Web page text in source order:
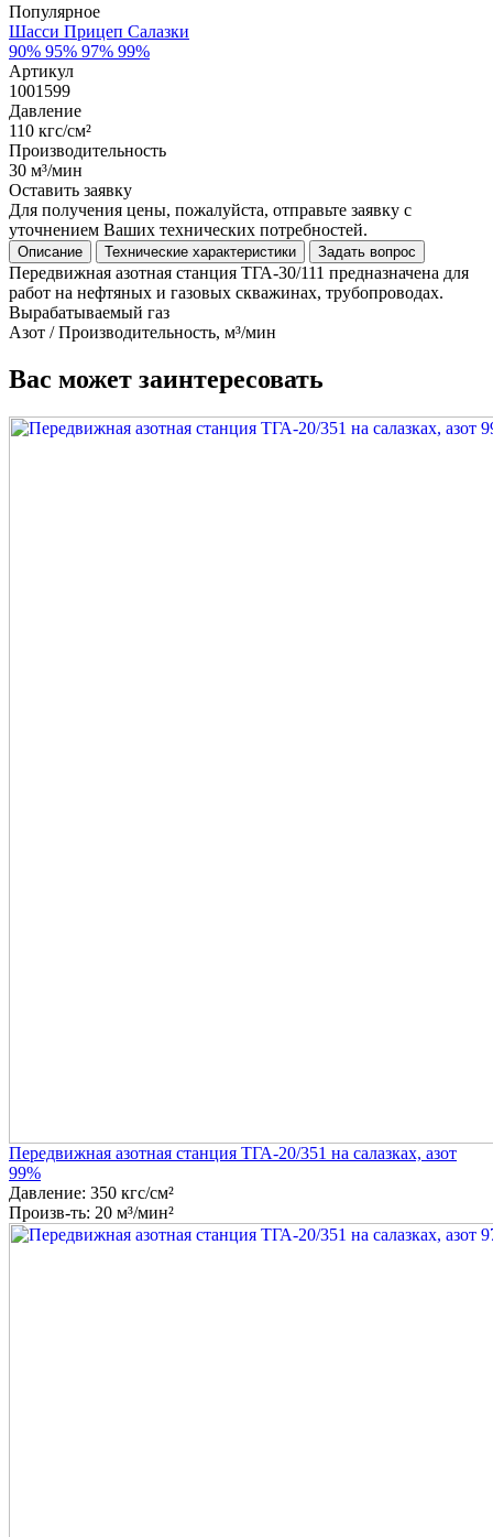
Популярное
Шасси Прицеп Салазки
90% 95% 97% 99%
Артикул
1001599
Давление
110 кгс/см²
Производительность
30 м³/мин
Оставить заявку
Для получения цены, пожалуйста, отправьте заявку с
уточнением Ваших технических потребностей.
Описание Технические характеристики Задать вопрос
Передвижная азотная станция ТГА-30/111 предназначена для
работ на нефтяных и газовых скважинах, трубопроводах.
Вырабатываемый газ
Азот / Производительность, м³/мин
Вас может заинтересовать
Передвижная азотная станция ТГА-20/351 на салазках, азот
99%
Давление: 350 кгс/см²
Произв-ть: 20 м³/мин²